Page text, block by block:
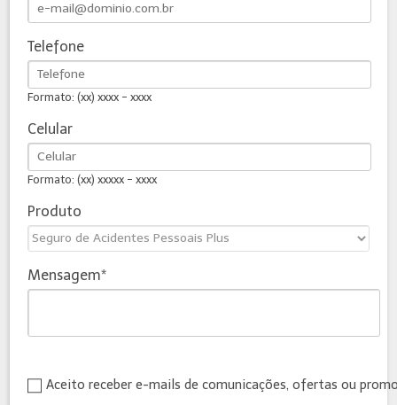
Telefone
Formato: (xx) xxxx - xxxx
Celular
Formato: (xx) xxxxx - xxxx
Produto
Mensagem
Aceito receber e-mails de comunicações, ofertas ou